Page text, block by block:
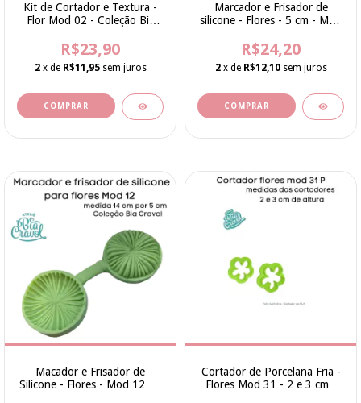
Kit de Cortador e Textura -
Flor Mod 02 - Coleção Bia
R$23,90
2 x de R$11,95 sem juros
Marcador e Frisador de
silicone - Flores - 5 cm - Mod
R$24,20
2 x de R$12,10 sem juros
Macador e Frisador de
Silicone - Flores - Mod 12 - 6
Cortador de Porcelana Fria -
Flores Mod 31 - 2 e 3 cm -